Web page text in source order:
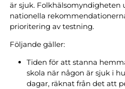
är sjuk. Folkhälsomyndigheten
nationella
prioritering av testning.
Följande gäller:
Tiden för att stanna
skola när någon är sjuk i
dagar, räknat från det att